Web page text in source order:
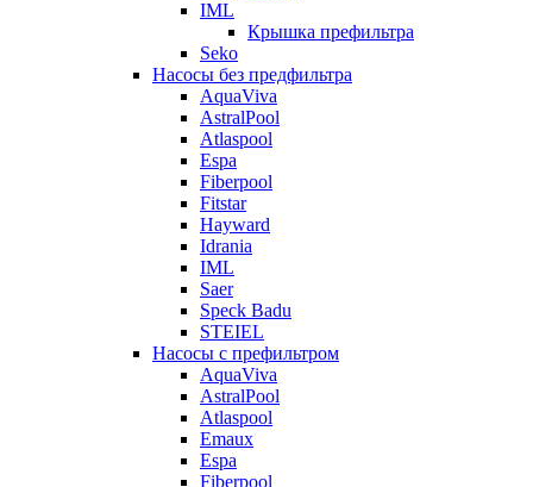
IML
Крышка префильтра
Seko
Насосы без предфильтра
AquaViva
AstralPool
Atlaspool
Espa
Fiberpool
Fitstar
Hayward
Idrania
IML
Saer
Speck Badu
STEIEL
Насосы с префильтром
AquaViva
AstralPool
Atlaspool
Emaux
Espa
Fiberpool